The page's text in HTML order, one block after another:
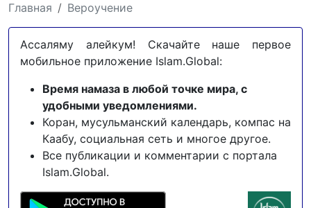
Главная Вероучение
Ассаляму алейкум! Скачайте наше первое
мобильное приложение Islam.Global:
Время намаза в любой точке мира, с
удобными уведомлениями.
Коран, мусульманский календарь, компас на
Каабу, социальная сеть и многое другое.
Все публикации и комментарии с портала
Islam.Global.